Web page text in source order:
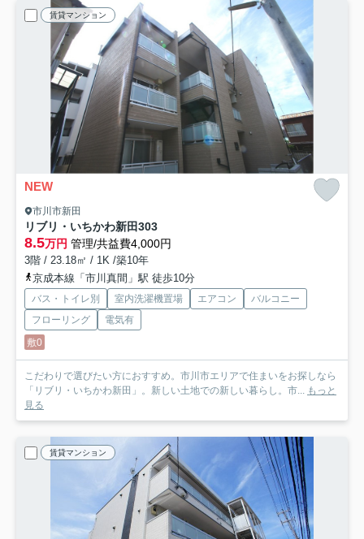
賃貸マンション
NEW
市川市新田
リブリ・いちかわ新田303
8.5万円 管理/共益費4,000円
3階 / 23.18㎡ / 1K /築10年
京成本線「市川真間」駅 徒歩10分
バス・トイレ別 室内洗濯機置場 エアコン
バルコニー
フローリング
電気有
敷0
こだわりで選びたい方におすすめ。市川市エリアで住まいをお探しなら
「リブリ・いちかわ新田」。新しい土地での新しい暮らし。市... もっと
見る
賃貸マンション